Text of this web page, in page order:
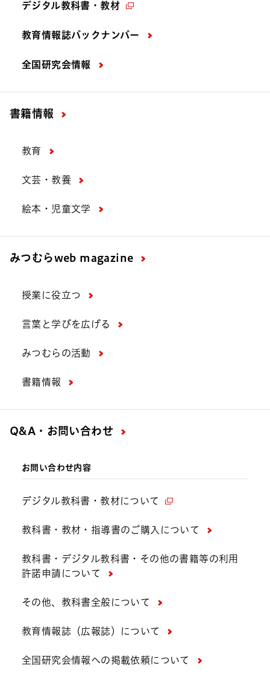
デジタル教科書・教材
教育情報誌バックナンバー
全国研究会情報
書籍情報
教育
文芸・教養
絵本・児童文学
みつむらweb magazine
授業に役立つ
言葉と学びを広げる
みつむらの活動
書籍情報
Q&A・お問い合わせ
お問い合わせ内容
デジタル教科書・教材について
教科書・教材・指導書のご購入について
教科書・デジタル教科書・その他の書籍等の利用
許諾申請について
その他、教科書全般について
教育情報誌（広報誌）について
全国研究会情報への掲載依頼について